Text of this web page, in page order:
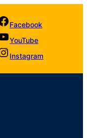
Facebook
YouTube
Instagram